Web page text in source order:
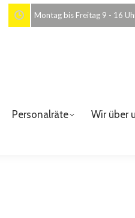
Montag bis Freitag 9 - 16
Personalräte Wir über